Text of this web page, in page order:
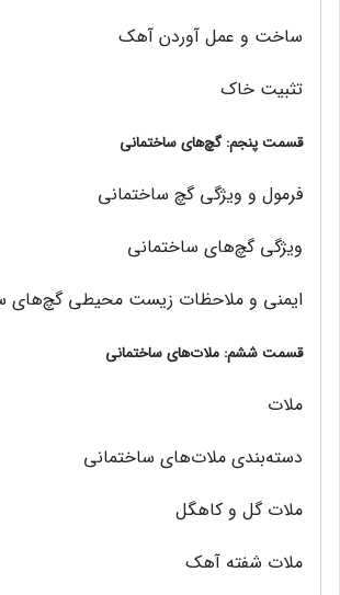
ساخت و عمل آوردن آهک
تثبیت خاک
قسمت پنجم: گچ‌های ساختمانی
فرمول و ویژگی گچ ساختمانی
ویژگی گچ‌های ساختمانی
ایمنی و ملاحظات زیست محیطی گچ‌های
قسمت ششم: ملات‌هاي ساختمانی
ملات‌
دسته‌بندی ملات‌هاي ساختماني
ملات گل و کاهگل
ملات شفته آهک